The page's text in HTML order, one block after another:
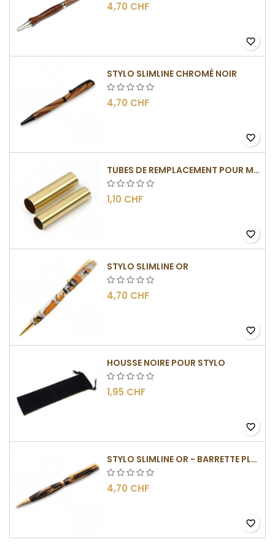
4,70 CHF
favorite_border
STYLO SLIMLINE CHROMÉ NOIR
4,70 CHF
favorite_border
TUBES DE REMPLACEMENT POUR MÉCANISME SLIMLINE
1,10 CHF
favorite_border
STYLO SLIMLINE OR
4,70 CHF
favorite_border
HOUSSE NOIRE POUR STYLO
1,95 CHF
favorite_border
STYLO SLIMLINE OR - BARRETTE PLATE
4,70 CHF
favorite_border